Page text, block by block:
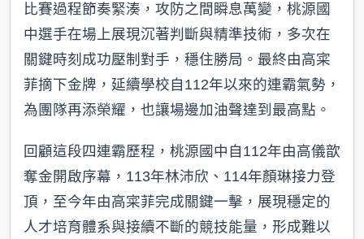
比賽過程節奏緊湊，攻防之間瞬息萬變，桃源國
中選手在場上展現沉著判斷與精準技術，多次在
關鍵時刻成功壓制對手，穩住勝局。最終由高寀
菲摘下金牌，延續學校自112年以來的連霸氣勢，
為團隊再添榮耀，也讓場邊加油聲達到最高點。
回顧這段四連霸歷程，桃源國中自112年由高儀歆
奪金開啟序幕，113年林沛欣、114年顏琳接力登
頂，至今年由高寀菲完成關鍵一擊，展現穩定的
人才培育體系與接續不斷的競技能量，形成難以